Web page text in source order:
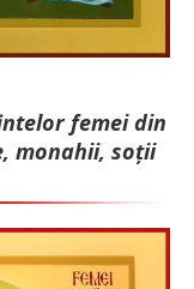
femei din
monahii, soții